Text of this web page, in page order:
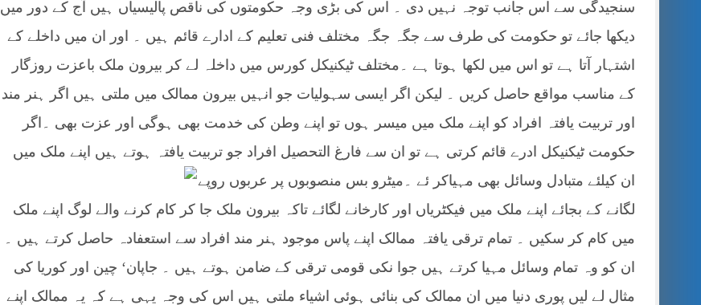
سنجیدگی سے اس جانب توجہ نہیں دی ۔ اس کی بڑی وجہ حکومتوں کی ناقص پالیسیاں ہیں آج کے دور میں
دیکھا جائے تو حکومت کی طرف سے جگہ جگہ مختلف فنی تعلیم کے ادارے قائم ہیں ۔ اور ان میں داخلے کے
اشتہار آتا ہے تو اس میں لکھا ہوتا ہے ۔مختلف ٹیکنیکل کورس میں داخلہ لے کر بیرون ملک باعزت روزگار
کے مناسب مواقع حاصل کریں ۔ لیکن اگر ایسی سہولیات جو انہیں بیرون ممالک میں ملتی ہیں اگر ہنر مند
اور تربیت یافتہ افراد کو اپنے ملک میں میسر ہوں تو اپنے وطن کی خدمت بھی ہوگی اور عزت بھی ۔اگر
حکومت ٹیکنیکل ادرے قائم کرتی ہے تو ان سے فارغ التحصیل افراد جو تربیت یافتہ ہوتے ہیں اپنے ملک میں
ان کیلئے متبادل وسائل بھی مہیاکر ئے ۔میٹرو بس منصوبوں پر عربوں روپے
لگانے کے بجائے اپنے ملک میں فیکٹریاں اور کارخانے لگائے تاکہ بیرون ملک جا کر کام کرنے والے لوگ اپنے ملک
میں کام کر سکیں ۔ تمام ترقی یافتہ ممالک اپنے پاس موجود ہنر مند افراد سے استعفادہ حاصل کرتے ہیں ۔
ان کو وہ تمام وسائل مہیا کرتے ہیں جوا نکی قومی ترقی کے ضامن ہوتے ہیں ۔ جاپان‘ چین اور کوریا کی
مثال لے لیں پوری دنیا میں ان ممالک کی بنائی ہوئی اشیاء ملتی ہیں اس کی وجہ یہی ہے کہ یہ ممالک اپنے